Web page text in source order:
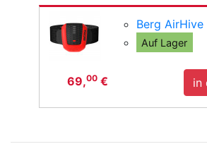
Berg
Auf Lager
69,00€ in